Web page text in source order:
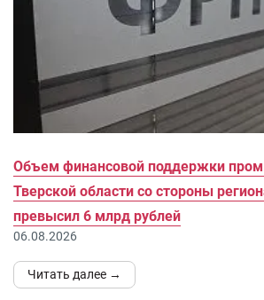
Объем финансовой поддержки
Тверской области со стороны
превысил 6 млрд рублей
06.08.2026
Читать далее →